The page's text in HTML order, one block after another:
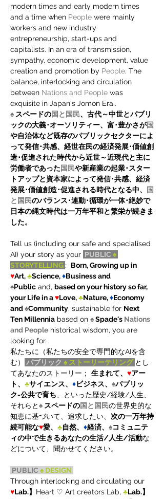
modern times and early modern times
and a time when People were mainly
workers and new industry
entrepreneurship, start-ups and
capitalists. In an era of transmission,
sympathy, economic development, value
creation and promotion by People. The
balance, interlocking and circulation
between Nations and People was
exquisite in Japan's Jomon Era..
♠ スペードの国と国民、古代～中世とパブリ
ックの大義･オーソリティー、富･豊かさが国
や自治体など既存のパブリックセクターによ
って発信･共感、経世在民の経済発展･価値創
造･促進された時代から近世～近現代と主に
労働者であった国民や新産業の起業･スター
トアップと資本家によって発信･共感、経済
発展･価値創造･促進される時代となる中、
国
と国民のバランス･連動･循環が一体･絶妙で
日本の縄文時代は一万年平和と繁栄が続きま
した。
Tell us (including our safe and specialised
AI) your story as your PUBLIC ♠
STORYTELLING ; Born, Growing up in
♥Art, ♣Science, ♦Business and
♠Public and, based on your history so far,
your Life in a ♥Love, ♣Nature, ♦Economy
and ♠Community, sustainable for Next
Ten Millennia based on ♠ Spade's Nations
and People historical wisdom, you are
looking for.
私たちに（私たちの安全で専門的なAIを含
む）
パブリック ♠ ストーリーテリング とし
てあなたのストーリー； 生まれて、 ♥アー
ト、 ♣サイエンス、 ♦ビジネス、 ♠パブリッ
ク-公共で育ち 、といった歴史/経験/人生、
それらと♠ スペードの国と国民の世界史的な
知恵に基づいて、追求したい、 次の一万年持
続可能な♥愛、 ♣自然、 ♦経済、 ♠コミュニテ
ィの中で生きるあなたの生活/人生/活動な
どについて、聞かせてください。
PUBLIC ♠ DESIGN
Through interlocking and circulating our
♥Lab.】 Heart ♡ Art creators Lab, ♣Lab.】